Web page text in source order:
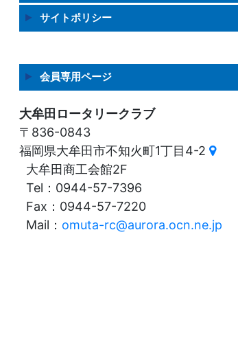
サイトポリシー
会員専用ページ
大牟田ロータリークラブ
〒836-0843
福岡県大牟田市不知火町1丁目4-2
大牟田商工会館2F
Tel：0944-57-7396
Fax：0944-57-7220
Mail： omuta-rc@aurora.ocn.ne.jp